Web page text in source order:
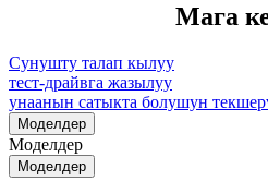
Мага
Cунушту талап кылуу
тест-драйвга жазылуу
унаанын сатыкта болушун
Моделдер
Моделдер
Моделдер